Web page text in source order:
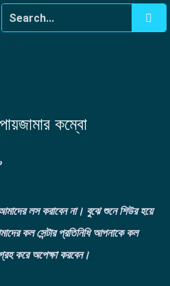
কম্বো
লস করাবেন না। বুঝে শুনে শিউর হয়ে
কল সেন্টার প্রতিনিধি আপনাকে কল
করে অপেক্ষা করবেন।